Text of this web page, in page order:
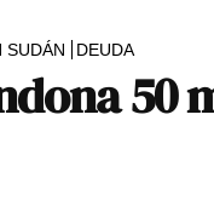
SUDÁN DEUDA
50